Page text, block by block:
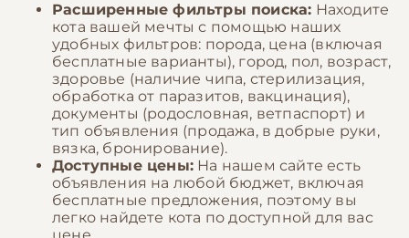
Расширенные фильтры поиска: Находите
кота вашей мечты с помощью наших
удобных фильтров: порода, цена (включая
бесплатные варианты), город, пол, возраст,
здоровье (наличие чипа, стерилизация,
обработка от паразитов, вакцинация),
документы (родословная, ветпаспорт) и
тип объявления (продажа, в добрые руки,
вязка, бронирование).
Доступные цены: На нашем сайте есть
объявления на любой бюджет, включая
бесплатные предложения, поэтому вы
легко найдете кота по доступной для вас